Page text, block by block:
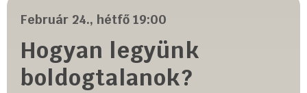
Február 24., hétfő 19:00
Hogyan legyünk
boldogtalanok?